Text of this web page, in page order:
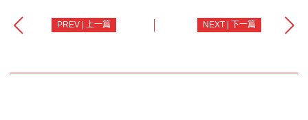
PREV | 上一篇 NEXT | 下一篇